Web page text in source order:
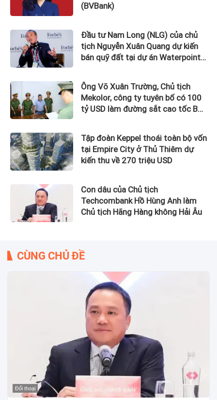
(BVBank)
Đầu tư Nam Long (NLG) của chủ
tịch Nguyễn Xuân Quang dự kiến
bán quỹ đất tại dự án Waterpoint,
Ông Võ Xuân Trường, Chủ tịch
Mekolor, công ty tuyên bố có 100
tỷ USD làm đường sắt cao tốc Bắc
Tập đoàn Keppel thoái toàn bộ vốn
tại Empire City ở Thủ Thiêm dự
kiến thu về 270 triệu USD
Con dâu của Chủ tịch
Techcombank Hồ Hùng Anh làm
Chủ tịch Hãng Hàng không Hải Âu
CÙNG CHỦ ĐỀ
Đối thoại